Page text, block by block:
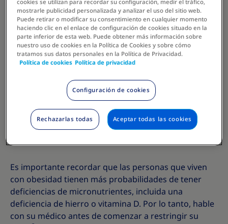
peso, y el ayuno intermitente es uno que ha
aumentado su popularidad lentamente en los últimos
años, en particular el atractivo método 5:2.1Para
aquellos que han probado varios enfoques de control
del peso, puede ser difícil navegar por toda la
mejor para usted. Las preguntas frecuentes a
continuación se basan en la ciencia (aunque la ciencia
es limitada hasta ahora), para que pueda
comprender mejor los beneficios y las limitaciones
Es importante recordar que las personas que viven
con obesidad tienen más probabilidades de tener
deficiencias de micronutrientes, incluida una
deficiencia de hierro o vitamina D. Por lo tanto, hable
con su médico antes de comenzar a restringir su
cookies se utilizan para recordar su configuración, medir el tráfico,
mostrarle publicidad personalizada y analizar el uso del sitio web.
Puede retirar o modificar su consentimiento en cualquier momento
haciendo clic en el enlace de configuración de cookies situado en la
parte inferior de esta web. Puede obtener más información sobre
nuestro uso de cookies en la Política de Cookies y sobre cómo
tratamos sus datos personales en la Política de Privacidad.
Política de cookies Política de privacidad
Configuración de cookies
Rechazarlas todas Aceptar todas las cookies